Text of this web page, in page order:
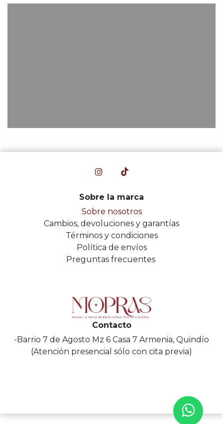
Sobre la marca
Sobre nosotros
Cambios, devoluciones y garantías
Términos y condiciones
Política de envíos
Preguntas frecuentes
Contacto
-Barrio 7 de Agosto Mz 6 Casa 7 Armenia, Quindío
(Atención presencial sólo con cita previa)